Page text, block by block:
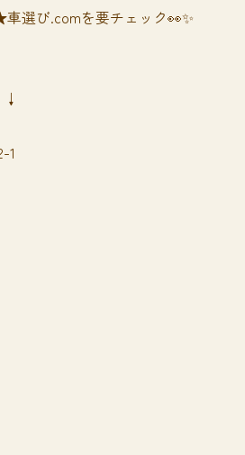
選び.comを要チェック👀✨
1